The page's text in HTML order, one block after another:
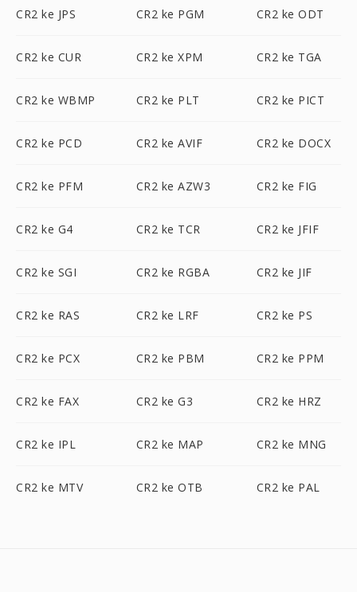
CR2 ke JPS CR2 ke PGM CR2 ke ODT
CR2 ke CUR CR2 ke XPM CR2 ke TGA
CR2 ke WBMP CR2 ke PLT CR2 ke PICT
CR2 ke PCD CR2 ke AVIF CR2 ke DOCX
CR2 ke PFM CR2 ke AZW3 CR2 ke FIG
CR2 ke G4 CR2 ke TCR CR2 ke JFIF
CR2 ke SGI CR2 ke RGBA CR2 ke JIF
CR2 ke RAS CR2 ke LRF CR2 ke PS
CR2 ke PCX CR2 ke PBM CR2 ke PPM
CR2 ke FAX CR2 ke G3 CR2 ke HRZ
CR2 ke IPL CR2 ke MAP CR2 ke MNG
CR2 ke MTV CR2 ke OTB CR2 ke PAL